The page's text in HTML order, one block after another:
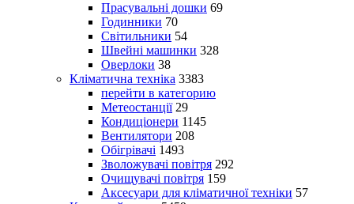
Прасувальні дошки 69
Годинники 70
Світильники 54
Швейні машинки 328
Оверлоки 38
Кліматична техніка 3383
перейти в категорию
Метеостанції 29
Кондиціонери 1145
Вентилятори 208
Обігрівачі 1493
Зволожувачі повітря 292
Очищувачі повітря 159
Аксесуари для кліматичної техніки 57